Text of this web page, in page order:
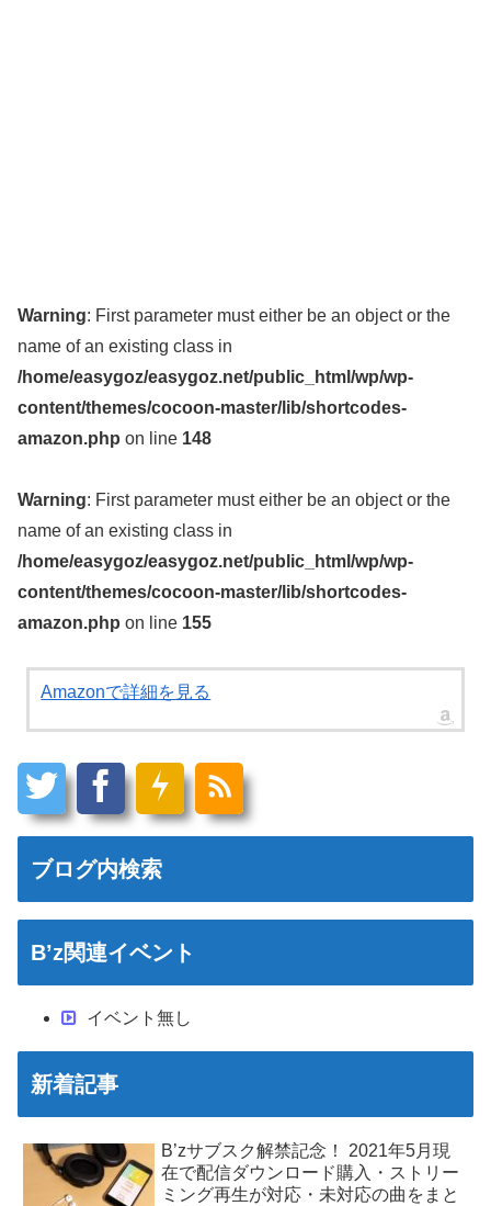
Warning: First parameter must either be an object or the
name of an existing class in
/home/easygoz/easygoz.net/public_html/wp/wp-
content/themes/cocoon-master/lib/shortcodes-
amazon.php on line 148
Warning: First parameter must either be an object or the
name of an existing class in
/home/easygoz/easygoz.net/public_html/wp/wp-
content/themes/cocoon-master/lib/shortcodes-
amazon.php on line 155
Amazonで詳細を見る
ブログ内検索
B’z関連イベント
イベント無し
新着記事
B’zサブスク解禁記念！ 2021年5月現
在で配信ダウンロード購入・ストリー
ミング再生が対応・未対応の曲をまと